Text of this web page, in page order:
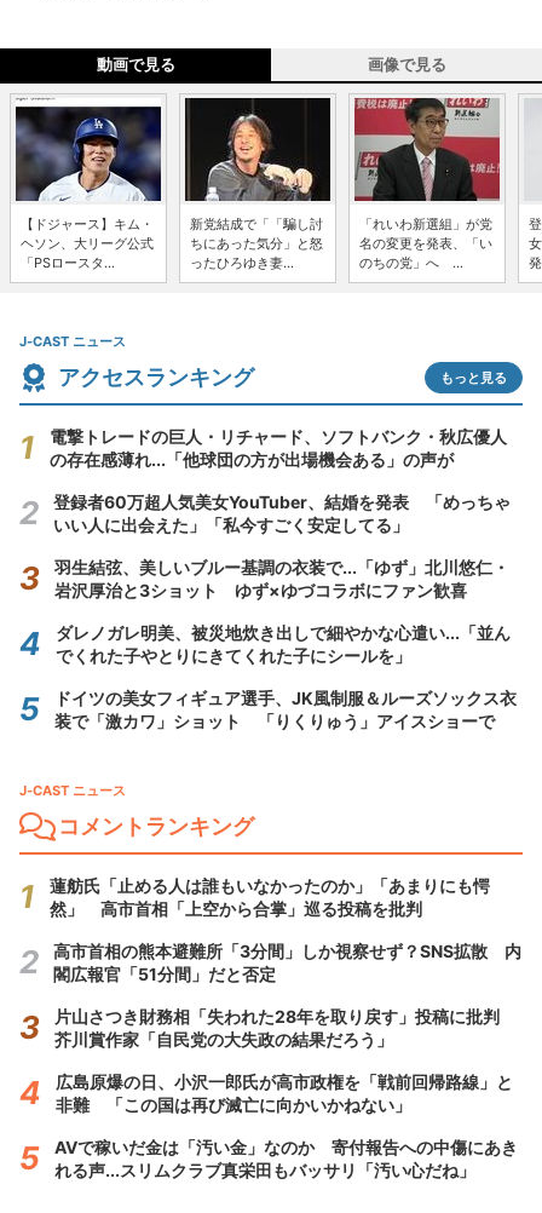
動画で見る 画像で見る
【ドジャース】キム・
ヘソン、大リーグ公式
「PSロースタ...
新党結成で「「騙し討
ちにあった気分」と怒
ったひろゆき妻...
「れいわ新選組」が党
名の変更を発表、「い
のちの党」へ ...
J-CAST ニュース
アクセスランキング もっと見る
電撃トレードの巨人・リチャード、ソフトバンク・秋広優人
の存在感薄れ...「他球団の方が出場機会ある」の声が
登録者60万超人気美女YouTuber、結婚を発表 「めっちゃ
いい人に出会えた」「私今すごく安定してる」
羽生結弦、美しいブルー基調の衣装で...「ゆず」北川悠仁・
岩沢厚治と3ショット ゆず×ゆづコラボにファン歓喜
ダレノガレ明美、被災地炊き出しで細やかな心遣い...「並ん
でくれた子やとりにきてくれた子にシールを」
ドイツの美女フィギュア選手、JK風制服＆ルーズソックス衣
装で「激カワ」ショット 「りくりゅう」アイスショーで
J-CAST ニュース
コメントランキング
蓮舫氏「止める人は誰もいなかったのか」「あまりにも愕
然」 高市首相「上空から合掌」巡る投稿を批判
高市首相の熊本避難所「3分間」しか視察せず？SNS拡散 内
閣広報官「51分間」だと否定
片山さつき財務相「失われた28年を取り戻す」投稿に批判
芥川賞作家「自民党の大失政の結果だろう」
広島原爆の日、小沢一郎氏が高市政権を「戦前回帰路線」と
非難 「この国は再び滅亡に向かいかねない」
AVで稼いだ金は「汚い金」なのか 寄付報告への中傷にあき
れる声...スリムクラブ真栄田もバッサリ「汚い心だね」